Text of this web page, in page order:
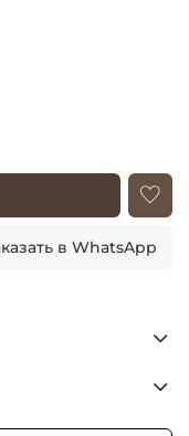
в WhatsApp